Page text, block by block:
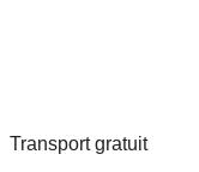
Transport gratuit